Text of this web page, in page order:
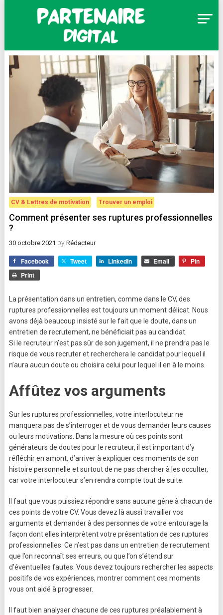
Partenaire Digital
CV & Lettres de motivation Trouver un emploi
Comment présenter ses ruptures professionnelles
?
30 octobre 2021 by Rédacteur
Facebook Tweet LinkedIn Email
Pin
Print
La présentation dans un entretien, comme dans le CV, des
ruptures professionnelles est toujours un moment délicat. Nous
avons déjà beaucoup insisté sur le fait que le doute, dans un
entretien de recrutement, ne bénéficiait pas au candidat.
Si le recruteur n’est pas sûr de son jugement, il ne prendra pas le
risque de vous recruter et recherchera le candidat pour lequel il
n’aura aucun doute ou choisira celui pour lequel il en à le moins.
Affûtez vos arguments
Sur les ruptures professionnelles, votre interlocuteur ne
manquera pas de s’interroger et de vous demander leurs causes
ou leurs motivations. Dans la mesure où ces points sont
générateurs de doutes pour le recruteur, il est important d’y
réfléchir en amont, d’arriver à expliquer ces moments de son
histoire personnelle et surtout de ne pas chercher à les occulter,
car votre interlocuteur s’en rendra compte tout de suite.
Il faut que vous puissiez répondre sans aucune gêne à chacun de
ces points de votre CV. Vous devez là aussi travailler vos
arguments et demander à des personnes de votre entourage la
façon dont elles interprètent votre présentation de ces ruptures
professionnelles. Ce n’est pas dans un entretien de recrutement
que l’on reconnaît ses erreurs, ou que l’on s’étend sur
d’éventuelles fautes. Vous devez toujours rechercher les aspects
positifs de vos expériences, montrer comment ces moments
vous ont aidé à progresser.
Il faut bien analyser chacune de ces ruptures préalablement à